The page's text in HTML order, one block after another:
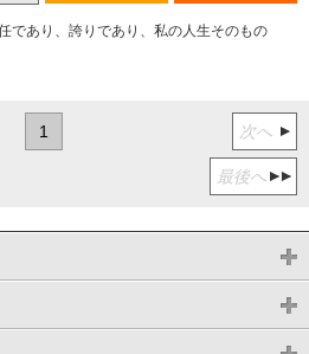
であり、誇りであり、私の人生そのもの
1 次へ
最後へ